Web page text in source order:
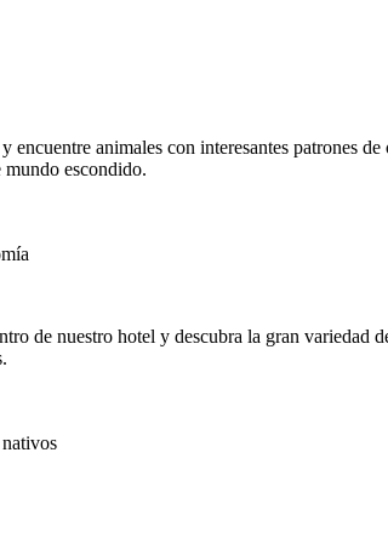
animales con interesantes patrones
mundo escondido.
de nuestro hotel y descubra la gran variedad